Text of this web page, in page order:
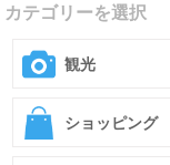
カテゴリーを選択
観光
ショッピング